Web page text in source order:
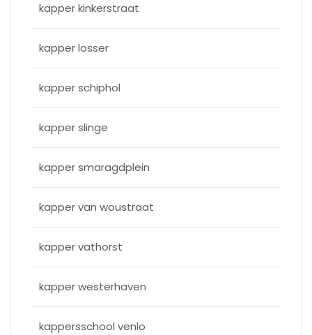
kapper kinkerstraat
kapper losser
kapper schiphol
kapper slinge
kapper smaragdplein
kapper van woustraat
kapper vathorst
kapper westerhaven
kappersschool venlo